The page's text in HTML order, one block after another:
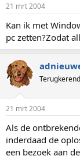
s
t
a
r
t
e
r
m
21 mrt 2004
Kan ik met
pc zetten?Zodat
21 mrt 2004
Als de
inderdaad de
een bezoek aan